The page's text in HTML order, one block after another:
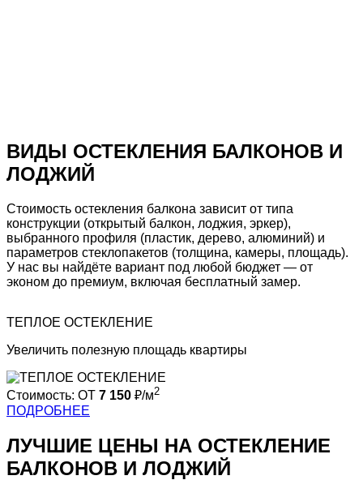
ВИДЫ ОСТЕКЛЕНИЯ БАЛКОНОВ И
ЛОДЖИЙ
Стоимость остекления балкона зависит от типа
конструкции (открытый балкон, лоджия, эркер),
выбранного профиля (пластик, дерево, алюминий) и
параметров стеклопакетов (толщина, камеры, площадь).
У нас вы найдёте вариант под любой бюджет — от
эконом до премиум, включая бесплатный замер.
ТЕПЛОЕ ОСТЕКЛЕНИЕ
Увеличить полезную площадь квартиры
Стоимость: ОТ 7 150 ₽/м2
ПОДРОБНЕЕ
ЛУЧШИЕ ЦЕНЫ НА ОСТЕКЛЕНИЕ
БАЛКОНОВ И ЛОДЖИЙ